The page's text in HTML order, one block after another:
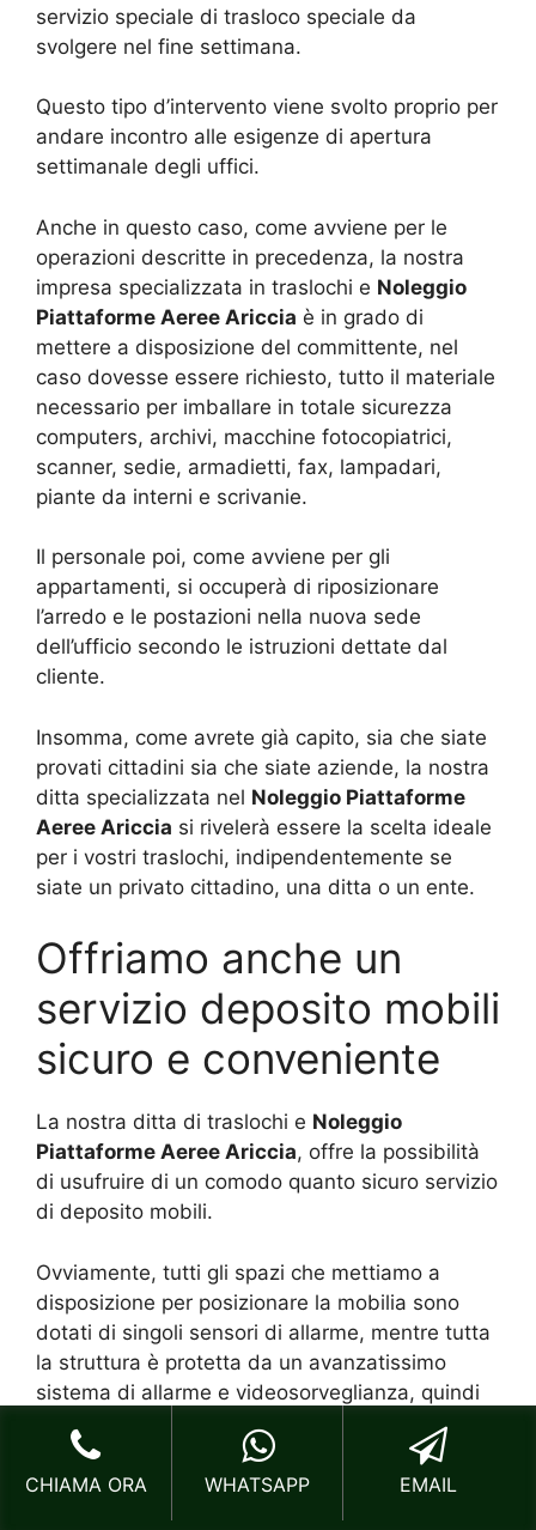
servizio speciale di trasloco speciale da
svolgere nel fine settimana.
Questo tipo d’intervento viene svolto proprio per
andare incontro alle esigenze di apertura
settimanale degli uffici.
Anche in questo caso, come avviene per le
operazioni descritte in precedenza, la nostra
impresa specializzata in traslochi e Noleggio
Piattaforme Aeree Ariccia è in grado di
mettere a disposizione del committente, nel
caso dovesse essere richiesto, tutto il materiale
necessario per imballare in totale sicurezza
computers, archivi, macchine fotocopiatrici,
scanner, sedie, armadietti, fax, lampadari,
piante da interni e scrivanie.
Il personale poi, come avviene per gli
appartamenti, si occuperà di riposizionare
l’arredo e le postazioni nella nuova sede
dell’ufficio secondo le istruzioni dettate dal
cliente.
Insomma, come avrete già capito, sia che siate
provati cittadini sia che siate aziende, la nostra
ditta specializzata nel Noleggio Piattaforme
Aeree Ariccia si rivelerà essere la scelta ideale
per i vostri traslochi, indipendentemente se
siate un privato cittadino, una ditta o un ente.
Offriamo anche un
servizio deposito mobili
sicuro e conveniente
La nostra ditta di traslochi e Noleggio
Piattaforme Aeree Ariccia, offre la possibilità
di usufruire di un comodo quanto sicuro servizio
di deposito mobili.
Ovviamente, tutti gli spazi che mettiamo a
disposizione per posizionare la mobilia sono
dotati di singoli sensori di allarme, mentre tutta
la struttura è protetta da un avanzatissimo
sistema di allarme e videosorveglianza, quindi
potete essere assolutamente certi che i vostri
beni saranno custoditi come si deve.
CHIAMA ORA WHATSAPP EMAIL